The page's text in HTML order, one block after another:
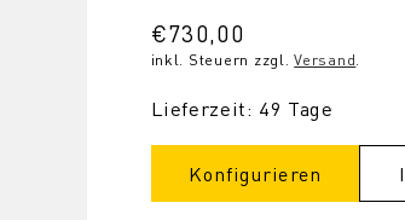
Normaler
Preis
€730,00
inkl. Steuern zzgl.Versand.
Lieferzeit: 49 Tage
Konfigurieren